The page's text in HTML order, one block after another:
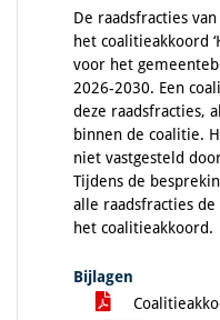
De raadsfracties
het coalitieakkoord
voor het
2026-2030. Een
deze raadsfracties,
binnen de coalitie.
niet vastgesteld
Tijdens de
alle raadsfracties
het coalitieakkoord.
Bijlagen